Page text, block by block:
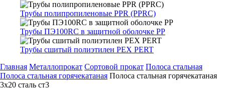
Трубы полипропиленовые PPR (PPRC)
Трубы ПЭ100RC в защитной оболочке PP
Трубы сшитый полиэтилен PEX PERT
Главная Металлопрокат Сортовой прокат Полоса стальная
Полоса стальная горячекатаная Полоса стальная горячекатаная
3х20 сталь ст3